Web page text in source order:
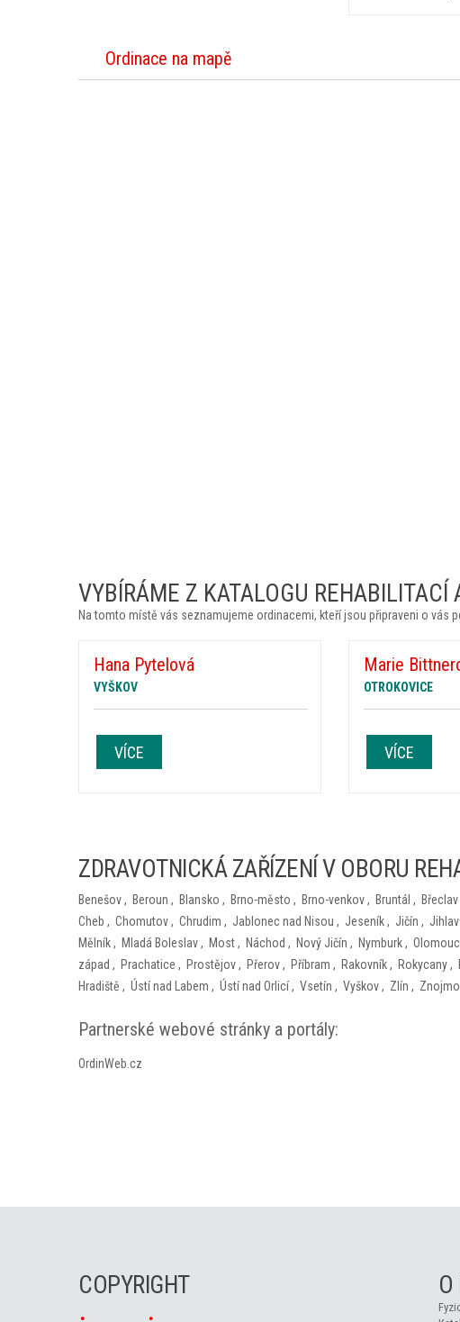
Ordinace na mapě
VYBÍRÁME Z KATALOGU
Na tomto místě vás seznamujeme ordinacemi, kteří jsou připraveni o vás
Hana Pytelová
VYŠKOV
VÍCE
Marie
OTROKOVICE
VÍCE
ZDRAVOTNICKÁ ZAŘÍZENÍ V OBORU
Benešov, Beroun , Blansko , Brno-město , Brno-venkov, Bruntál , Břeclav
Cheb , Chomutov, Chrudim , Jablonec nad Nisou , Jeseník, Jičín ,
Mělník, Mladá Boleslav, Most, Náchod , Nový Jičín , Nymburk, Olomouc
západ , Prachatice , Prostějov, Přerov, Příbram , Rakovník, Rokycany,
Hradiště , Ústí nad Labem , Ústí nad Orlicí, Vsetín , Vyškov, Zlín , Znojmo
Partnerské webové stránky a portály:
OrdinWeb.cz
COPYRIGHT O